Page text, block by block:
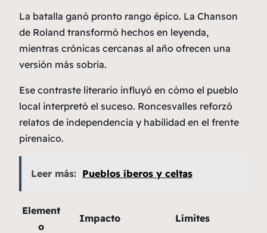
La batalla ganó pronto rango épico. La Chanson
de Roland transformó hechos en leyenda,
mientras crónicas cercanas al año ofrecen una
versión más sobria.
Ese contraste literario influyó en cómo el pueblo
local interpretó el suceso. Roncesvalles reforzó
relatos de independencia y habilidad en el frente
pirenaico.
Leer más: Pueblos íberos y celtas
Element
o
Impacto Límites